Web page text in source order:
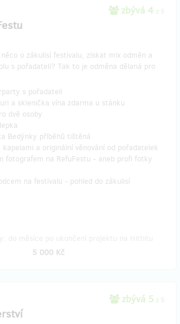
zbývá 4 z 5
o zákulisí festivalu, získat mix odměn a
s pořadateli? Tak to je odměna dělaná pro
s pořadateli
a sklenička vína zdarma u stánku
dvě osoby
Bedýnky příběhů tištěná
kapelami a originální věnování od pořadatelek
fotografem na RefuFestu - aneb profi fotky
na festivalu - pohled do zákulisí
5 000 Kč
zbývá 5 z 5